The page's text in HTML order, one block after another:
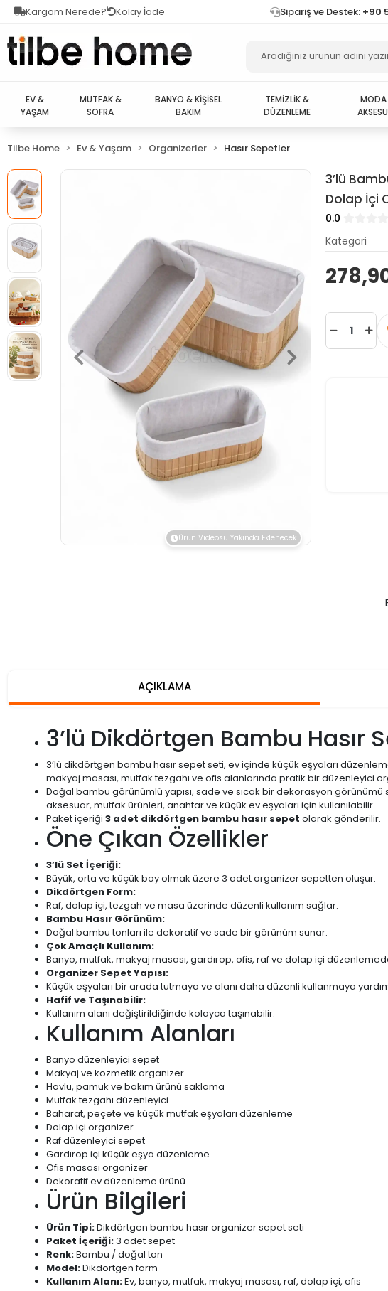
Kargom Nerede? Kolay İade Sipariş ve Destek: +90
EV &
YAŞAM
MUTFAK &
SOFRA
BANYO & KİŞİSEL
BAKIM
TEMİZLİK &
DÜZENLEME
Tilbe Home Ev & Yaşam Organizerler Hasır Sepetler
Ürün Videosu Yakında Eklenecek
3’lü
Dolap İçi
0.0
Kategori
AÇIKLAMA
3’lü Dikdörtgen Bambu Hasır
3’lü dikdörtgen bambu hasır sepet seti, ev içinde küçük eşyaları
makyaj masası, mutfak tezgahı ve ofis alanlarında pratik bir düzenleyici
Doğal bambu görünümlü yapısı, sade ve sıcak bir dekorasyon görünümü
aksesuar, mutfak ürünleri, anahtar ve küçük ev eşyaları için kullanılabilir.
Paket içeriği 3 adet dikdörtgen bambu hasır sepet olarak gönderilir.
Öne Çıkan Özellikler
3’lü Set İçeriği:
Büyük, orta ve küçük boy olmak üzere 3 adet organizer sepetten oluşur.
Dikdörtgen Form:
Raf, dolap içi, tezgah ve masa üzerinde düzenli kullanım sağlar.
Bambu Hasır Görünüm:
Doğal bambu tonları ile dekoratif ve sade bir görünüm sunar.
Çok Amaçlı Kullanım:
Banyo, mutfak, makyaj masası, gardırop, ofis, raf ve dolap içi
Organizer Sepet Yapısı:
Küçük eşyaları bir arada tutmaya ve alanı daha düzenli kullanmaya
Hafif ve Taşınabilir:
Kullanım alanı değiştirildiğinde kolayca taşınabilir.
Kullanım Alanları
Banyo düzenleyici sepet
Makyaj ve kozmetik organizer
Havlu, pamuk ve bakım ürünü saklama
Mutfak tezgahı düzenleyici
Baharat, peçete ve küçük mutfak eşyaları düzenleme
Dolap içi organizer
Raf düzenleyici sepet
Gardırop içi küçük eşya düzenleme
Ofis masası organizer
Dekoratif ev düzenleme ürünü
Ürün Bilgileri
Ürün Tipi:Dikdörtgen bambu hasır organizer sepet seti
Paket İçeriği:3 adet sepet
Renk:Bambu / doğal ton
Model:Dikdörtgen form
Kullanım Alanı:Ev, banyo, mutfak, makyaj masası, raf, dolap içi, ofis